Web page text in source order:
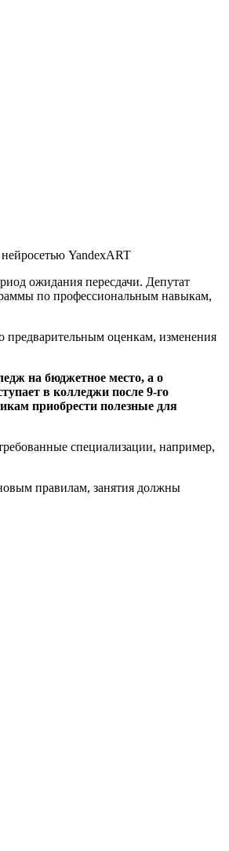
YandexART
ожидания пересдачи. Депутат
по профессиональным навыкам,
предварительным оценкам, изменения
на бюджетное место, а о
в колледжи после 9-го
приобрести полезные для
специализации, например,
правилам, занятия должны